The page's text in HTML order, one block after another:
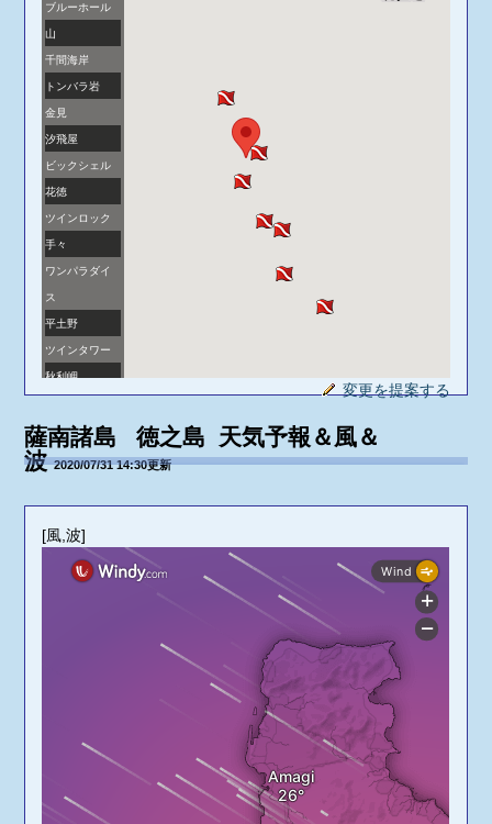
ブルーホール
山
千間海岸
トンバラ岩
金見
汐飛屋
ビックシェル
花徳
ツインロック
手々
ワンパラダイ
ス
平土野
ツインタワー
秋利岬
前泊
鹿浦
金見ビーチ
ブルーホール
ヤマト根
オクナ第二リ
変更を提案する
薩南諸島 徳之島 天気予報＆風＆
波2020/07/31 14:30更新
[風,波]